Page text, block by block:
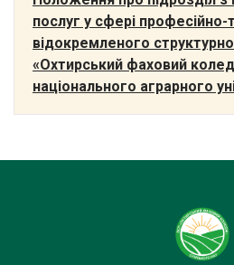
послуг у сфері професійно-
відокремленого
«Охтирський фаховий
національного аграрного